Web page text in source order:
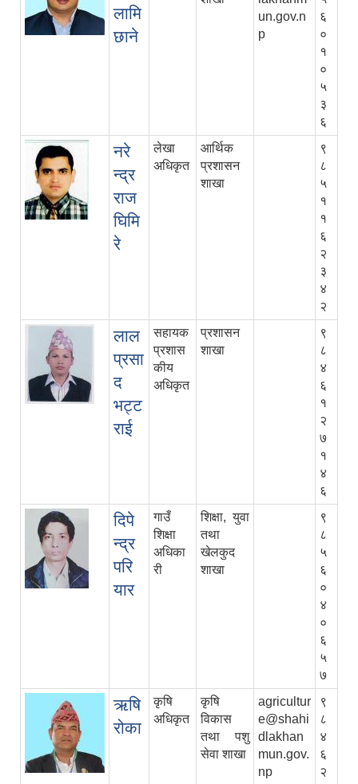
लामि
छाने
un.gov.n
p
६
०
१
०
५
३
६
नरे
न्द्र
राज
घिमि
रे
लेखा
अधिकृत
आर्थिक
प्रशासन
शाखा
९
८
५
१
१
६
२
३
४
२
लाल
प्रसा
द
भट्ट
राई
सहायक
प्रशास
कीय
अधिकृत
प्रशासन
शाखा
९
८
४
६
१
२
७
१
४
६
दिपे
न्द्र
परि
यार
गाउँ
शिक्षा
अधिका
री
शिक्षा, युवा
तथा
खेलकुद
शाखा
९
८
५
६
०
४
०
६
५
७
ऋषि
रोका
कृषि
अधिकृत
कृषि
विकास
तथा पशु
सेवा शाखा
agricultur
e@shahi
dlakhan
mun.gov.
np
९
८
४
६
२